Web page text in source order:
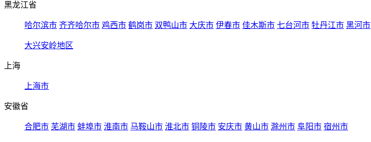
黑龙江省
哈尔滨市 齐齐哈尔市 鸡西市 鹤岗市 双鸭山市 大庆市 伊春市 佳木斯市 七台河市 牡丹江市 黑河市
大兴安岭地区
上海
上海市
安徽省
合肥市 芜湖市 蚌埠市 淮南市 马鞍山市 淮北市 铜陵市 安庆市 黄山市 滁州市 阜阳市 宿州市